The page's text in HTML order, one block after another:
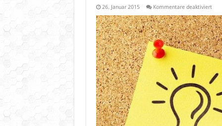
26. Januar 2015 Kommentare deaktiviertfür
im